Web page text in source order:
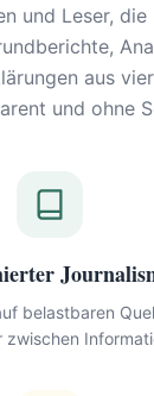
und Leser,
aus
und ohne
belastbaren